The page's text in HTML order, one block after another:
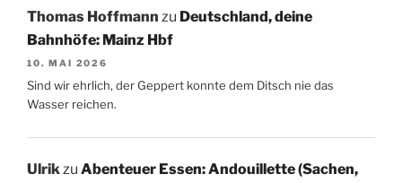
Thomas Hoffmann zu Deutschland, deine
Bahnhöfe: Mainz Hbf
10. MAI 2026
Sind wir ehrlich, der Geppert konnte dem Ditsch nie das
Wasser reichen.
Ulrikzu Abenteuer Essen: Andouillette (Sachen,